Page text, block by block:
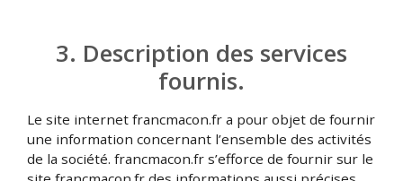
3. Description des services
fournis.
Le site internet francmacon.fr a pour objet de fournir
une information concernant l’ensemble des activités
de la société. francmacon.fr s’efforce de fournir sur le